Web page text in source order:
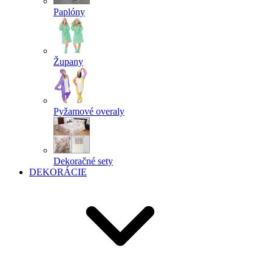
Paplóny
Župany
Pyžamové overaly
Dekoračné sety
DEKORÁCIE